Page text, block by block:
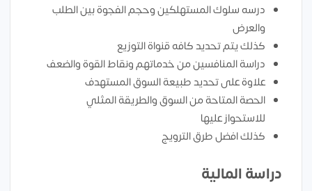
درسه سلوك المستهلكين وحجم الفجوة بين الطلب
والعرض
كذلك يتم تحديد كافه قنواة التوزيع
دراسة المنافسين من خدماتهم ونقاط القوة والضعف
علاوة على تحديد طبيعة السوق المستهدف
الحصة المتاحة من السوق والطريقة المثلي
للاستحواز عليها
كذلك افضل طرق الترويج
دراسة المالية